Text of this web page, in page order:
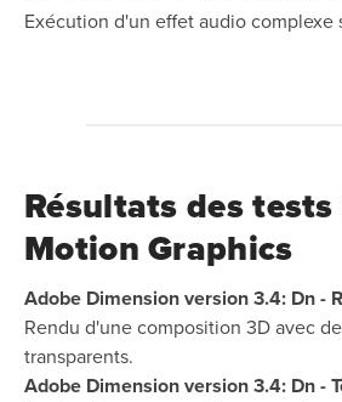
Exécution d'un effet audio complexe
Résultats des
Motion Graphics
Adobe Dimension version 3.4: Dn -
Rendu d'une composition 3D avec
transparents.
Adobe Dimension version 3.4: Dn -